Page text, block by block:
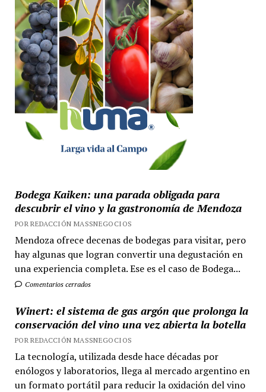
Bodega Kaiken: una parada obligada para
descubrir el vino y la gastronomía de Mendoza
POR REDACCIÓN MASSNEGOCIOS
Mendoza ofrece decenas de bodegas para visitar, pero
hay algunas que logran convertir una degustación en
una experiencia completa. Ese es el caso de Bodega...
Comentarios cerrados
Winert: el sistema de gas argón que prolonga la
conservación del vino una vez abierta la botella
POR REDACCIÓN MASSNEGOCIOS
La tecnología, utilizada desde hace décadas por
enólogos y laboratorios, llega al mercado argentino en
un formato portátil para reducir la oxidación del vino